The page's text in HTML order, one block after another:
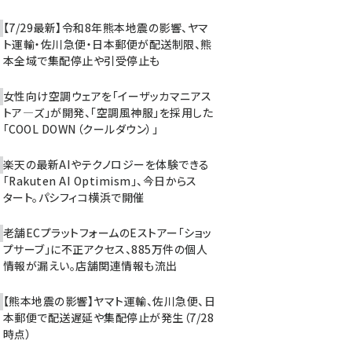
【7/29最新】令和8年熊本地震の影響、ヤマ
ト運輸・佐川急便・日本郵便が配送制限、熊
本全域で集配停止や引受停止も
女性向け空調ウェアを「イーザッカマニアス
トア―ズ」が開発、「空調風神服」を採用した
「COOL DOWN（クールダウン）」
楽天の最新AIやテクノロジーを体験できる
「Rakuten AI Optimism」、今日からス
タート。パシフィコ横浜で開催
老舗ECプラットフォームのEストアー「ショッ
プサーブ」に不正アクセス、885万件の個人
情報が漏えい。店舗関連情報も流出
【熊本地震の影響】ヤマト運輸、佐川急便、日
本郵便で配送遅延や集配停止が発生（7/28
時点）